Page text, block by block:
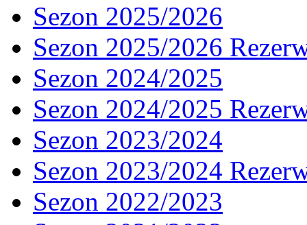
Sezon 2025/2026
Sezon 2025/2026
Sezon 2024/2025
Sezon 2024/2025
Sezon 2023/2024
Sezon 2023/2024
Sezon 2022/2023